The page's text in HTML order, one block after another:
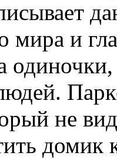
мира и
не
домик